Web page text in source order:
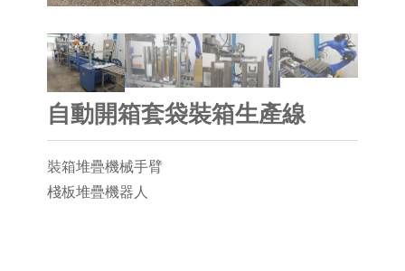
自動開箱套袋裝箱生產線
裝箱堆疊機械手臂
棧板堆疊機器人